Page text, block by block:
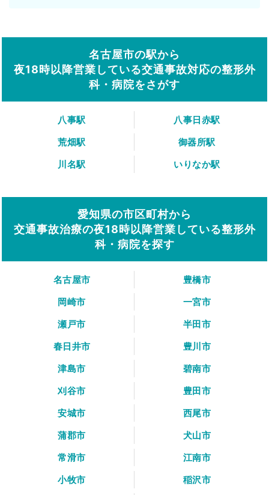
名古屋市の駅から
夜18時以降営業している交通事故対応の整形外
科・病院をさがす
八事駅
八事日赤駅
荒畑駅
御器所駅
川名駅
いりなか駅
愛知県の市区町村から
交通事故治療の夜18時以降営業している整形外
科・病院を探す
名古屋市
豊橋市
岡崎市
一宮市
瀬戸市
半田市
春日井市
豊川市
津島市
碧南市
刈谷市
豊田市
安城市
西尾市
蒲郡市
犬山市
常滑市
江南市
小牧市
稲沢市